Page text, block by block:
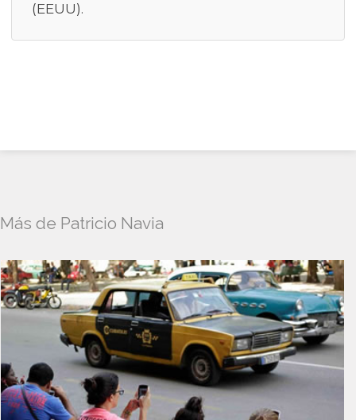
(EEUU).
Más de Patricio Navia